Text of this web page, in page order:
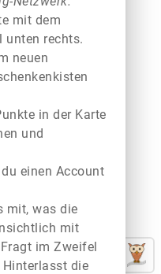
mit dem
unten rechts.
neuen
in der Karte
und
einen Account
mit, was die
mit
im Zweifel
die